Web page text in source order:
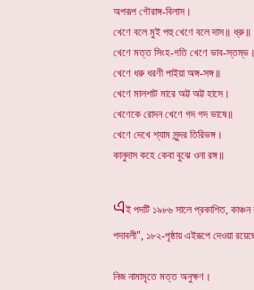
অপরূপ গৌরাঙ্গ-বিলাস।
খেণে বলে মুই পহু খেণে বলে দাস॥ ধ্রু॥
খেণে মত্ত সিংহ-গতি খেণে ভাব-
খেণে ধরু ধরণী পাইয়া অঙ্গ-সঙ্গ॥
খেণে মালশাট মারে অট্ট অট্ট হাসে।
খেণেকে রোদন খেণে গদ গদ ভাষে॥
খেণে দেখে শ্যাম সুন্দর তিরিভঙ্গ।
কানুদাস কহে কেবা বুঝে ওনা রঙ্গ॥
এই পদটি ১৯৮৬ সালে প্রকাশিত,
পদাবলী", ১৮২-পৃষ্ঠায় এইরূপে দেওয়া
নিজ নামামৃতে মত্ত অনুক্ষণ।